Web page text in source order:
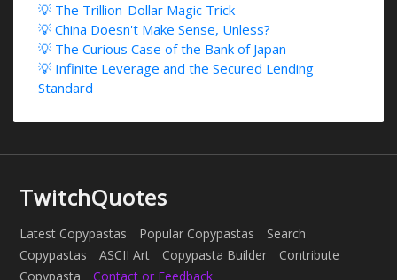
💡 The Trillion-Dollar Magic Trick
💡 China Doesn't Make Sense, Unless?
💡 The Curious Case of the Bank of Japan
💡 Infinite Leverage and the Secured Lending
Standard
TwitchQuotes
Latest Copypastas Popular Copypastas
Search
Copypastas
ASCII Art Copypasta Builder
Contribute
Copypasta
Contact or Feedback